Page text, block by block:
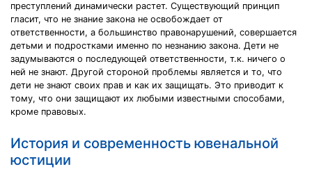
преступлений динамически растет. Существующий принцип
гласит, что не знание закона не освобождает от
ответственности, а большинство правонарушений, совершается
детьми и подростками именно по незнанию закона. Дети не
задумываются о последующей ответственности, т.к. ничего о
ней не знают. Другой стороной проблемы является и то, что
дети не знают своих прав и как их защищать. Это приводит к
тому, что они защищают их любыми известными способами,
кроме правовых.
История и современность ювенальной
юстиции